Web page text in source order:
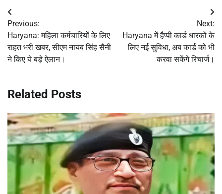
Post
navigation
Previous:
Haryana: महिला कर्मचारियों के लिए
राहत भरी खबर, सीएम नायब सिंह सैनी
ने किए ये बड़े ऐलान।
Next:
Haryana में हैप्पी कार्ड धारकों के
लिए नई सुविधा, अब कार्ड को भी
करवा सकेंगे रिचार्ज।
Related Posts